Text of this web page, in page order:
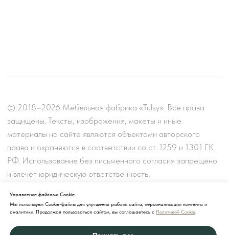
Управление файлами Cookie
Мы используем Cookie-файлы для улучшения работы сайта, персонализации контента и
аналитики. Продолжая пользоваться сайтом, вы соглашаетесь с Политикой Cookie.